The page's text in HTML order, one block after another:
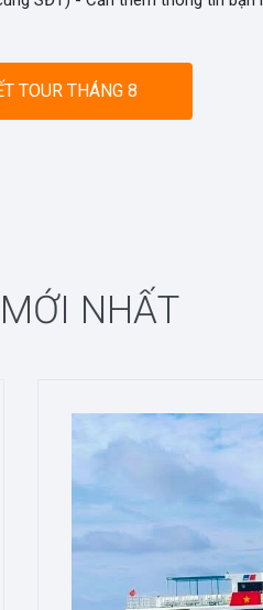
TOUR THÁNG 8
NHẤT